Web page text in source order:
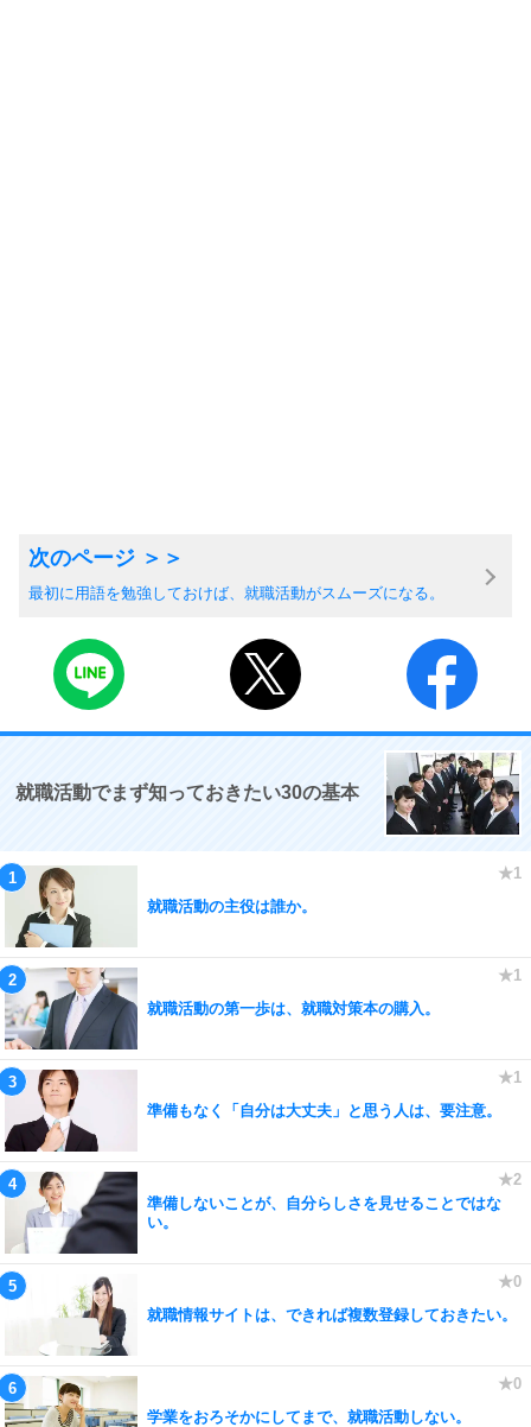
最初に用語を勉強しておけば、就職活動がスムーズになる。
就職活動でまず知っておきたい30の基本
就職活動の主役は誰か。
就職活動の第一歩は、就職対策本の購入。
準備もなく「自分は大丈夫」と思う人は、要注意。
準備しないことが、自分らしさを見せることではな
い。
就職情報サイトは、できれば複数登録しておきたい。
学業をおろそかにしてまで、就職活動しない。